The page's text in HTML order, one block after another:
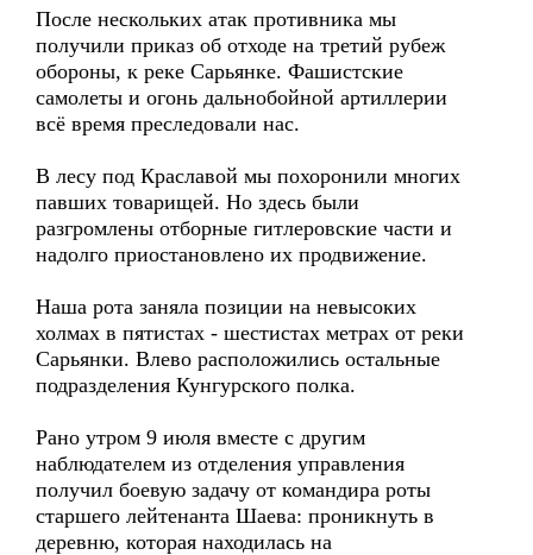
После нескольких атак противника мы
получили приказ об отходе на третий рубеж
обороны, к реке Сарьянке. Фашистские
самолеты и огонь дальнобойной артиллерии
всё время преследовали нас.
В лесу под Краславой мы похоронили многих
павших товарищей. Но здесь были
разгромлены отборные гитлеровские части и
надолго приостановлено их продвижение.
Наша рота заняла позиции на невысоких
холмах в пятистах - шестистах метрах от реки
Сарьянки. Влево расположились остальные
подразделения Кунгурского полка.
Рано утром 9 июля вместе с другим
наблюдателем из отделения управления
получил боевую задачу от командира роты
старшего лейтенанта Шаева: проникнуть в
деревню, которая находилась на